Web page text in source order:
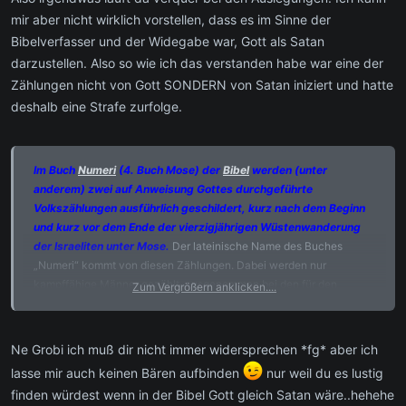
Gruß
Grobi
mir aber nicht wirklich vorstellen, dass es im Sinne der
Bibelverfasser und der Widegabe war, Gott als Satan
darzustellen. Also so wie ich das verstanden habe war eine der
Zählungen nicht von Gott SONDERN von Satan iniziert und hatte
deshalb eine Strafe zurfolge.
Im Buch Numeri(4. Buch Mose) der Bibelwerden (unter
anderem) zwei auf Anweisung Gottes durchgeführte
Volkszählungen ausführlich geschildert, kurz nach dem Beginn
und kurz vor dem Ende der vierzigjährigen Wüstenwanderung
der Israeliten unter Mose. Der lateinische Name des Buches
„Numeri“ kommt von diesen Zählungen. Dabei werden nur
kampffähige Männer gezählt, ausgenommen bei den für den
halten es angesichts fehlender archäologischer Funde für sehr
unwahrscheinlich, dass tatsächlich so viele Israeliten so lange Zeit
durch die Sinai-Wüste gewandert sind.
Zum Vergrößern anklicken....
Ne Grobi ich muß dir nicht immer widersprechen *fg* aber ich
lasse mir auch keinen Bären aufbinden
nur weil du es lustig
finden würdest wenn in der Bibel Gott gleich Satan wäre..hehehe